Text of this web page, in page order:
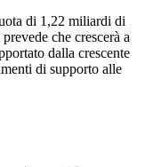
di 1,22 miliardi di
che crescerà a
dalla crescente
di supporto alle